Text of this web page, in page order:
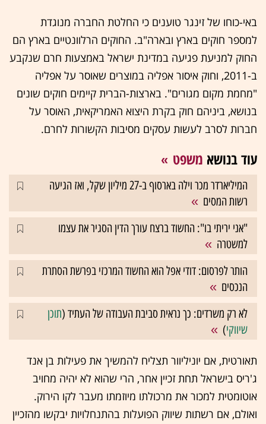
באי-כוחו של זינגר טוענים כי החלטת החברה מנוגדת
למספר חוקים בארץ ובארה"ב. החוקים הרלוונטיים בארץ הם
החוק למניעת פגיעה במדינת ישראל באמצעות חרם שנקבע
ב-2011, וחוק איסור אפליה במוצרים שאוסר על אפליה
"מחמת מקום מגורים". בארצות-הברית קיימים חוקים שונים
בנושא, ביניהם חוק בקרת היצוא האמריקאית, האוסר על
חברות לסרב לעשות עסקים מסיבות הקשורות לחרם.
עוד בנושא משפט
המיליארדר מכר וילה בארסוף ב-27 מיליון שקל, ואז הגיעה
רשות המסים
"אני יריתי בו": החשוד ברצח עורך הדין הסגיר את עצמו
למשטרה
הותר לפרסום: דודי אפל הוא החשוד המרכזי בפרשת הסתרת
הנכסים
לא רק משרדים: כך נראית סביבת העבודה של העתיד (תוכן
שיווקי)
תאורטית, אם יוניליוור תצליח להמשיך את פעילות בן אנד
ג'ריס בישראל תחת זכיין אחר, הרי שהוא לא יהיה מחויב
אוטומטית למכור את מרכולתו מיוזמתו מעבר לקו הירוק.
ואולם, אם רשתות שיווק הפועלות בהתנחלויות יבקשו מהזכיין